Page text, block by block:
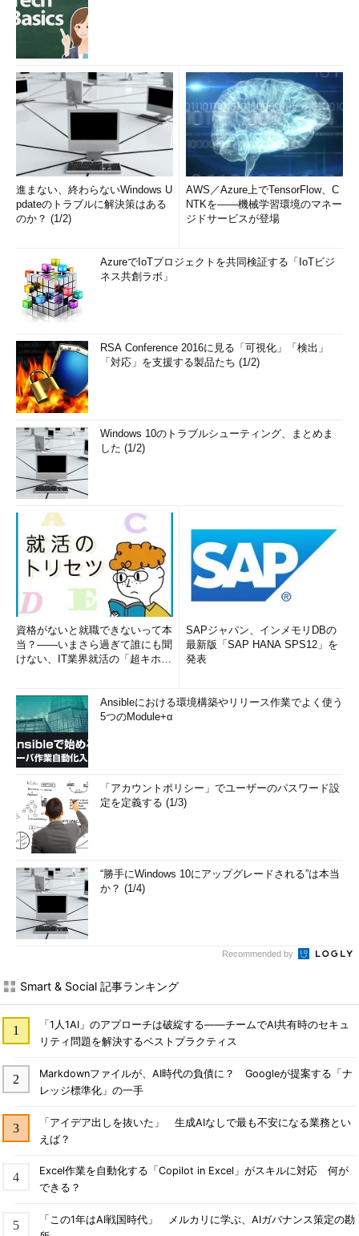
進まない、終わらないWindows U
pdateのトラブルに解決策はある
のか？ (1/2)
AWS／Azure上でTensorFlow、C
NTKを――機械学習環境のマネー
ジドサービスが登場
AzureでIoTプロジェクトを共同検証する「IoTビジ
ネス共創ラボ」
RSA Conference 2016に見る「可視化」「検出」
「対応」を支援する製品たち (1/2)
Windows 10のトラブルシューティング、まとめま
した (1/2)
資格がないと就職できないって本
当？――いまさら過ぎて誰にも聞
けない、IT業界就活の「超キホ
SAPジャパン、インメモリDBの
最新版「SAP HANA SPS12」を
発表
Ansibleにおける環境構築やリリース作業でよく使う
5つのModule+α
「アカウントポリシー」でユーザーのパスワード設
定を定義する (1/3)
“勝手にWindows 10にアップグレードされる”は本当
か？ (1/4)
Recommended by
Smart & Social 記事ランキング
「1人1AI」のアプローチは破綻する――チームでAI共有時のセキュ
リティ問題を解決するベストプラクティス
Markdownファイルが、AI時代の負債に？ Googleが提案する「ナ
レッジ標準化」の一手
「アイデア出しを抜いた」 生成AIなしで最も不安になる業務とい
えば？
Excel作業を自動化する「Copilot in Excel」がスキルに対応 何が
できる？
「この1年はAI戦国時代」 メルカリに学ぶ、AIガバナンス策定の勘